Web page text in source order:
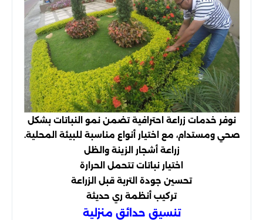
نوفر خدمات زراعة احترافية تضمن نمو النباتات بشكل
صحي ومستدام، مع اختيار أنواع مناسبة للبيئة المحلية.
زراعة أشجار الزينة والظل
اختيار نباتات تتحمل الحرارة
تحسين جودة التربة قبل الزراعة
تركيب أنظمة ري حديثة
تنسيق حدائق منزلية